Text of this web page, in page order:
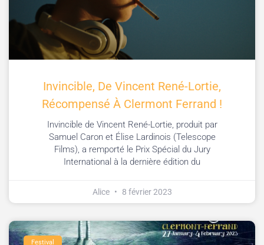
Invincible, De Vincent René-Lortie,
Récompensé À Clermont Ferrand !
Invincible de Vincent René-Lortie, produit par
Samuel Caron et Élise Lardinois (Telescope
Films), a remporté le Prix Spécial du Jury
International à la dernière édition du
Alice 8 février 2023
Festival